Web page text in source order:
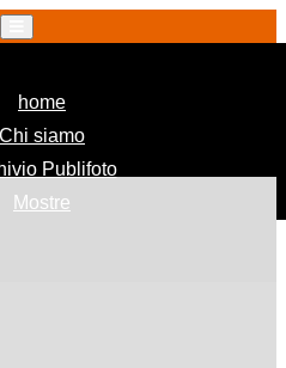
home(current)
Chi siamo
Publifoto
Mostre